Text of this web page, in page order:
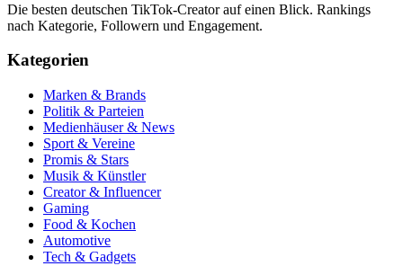
Die besten deutschen TikTok-Creator auf einen Blick. Rankings
nach Kategorie, Followern und Engagement.
Kategorien
Marken & Brands
Politik & Parteien
Medienhäuser & News
Sport & Vereine
Promis & Stars
Musik & Künstler
Creator & Influencer
Gaming
Food & Kochen
Automotive
Tech & Gadgets